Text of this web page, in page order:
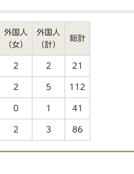
外国人
（女）
外国人
（計）
総計
2 2 21
2 5 112
0 1 41
2 3 86